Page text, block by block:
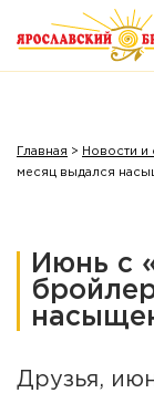
Главная > Новости и
месяц выдался
Июнь с
Друзья,